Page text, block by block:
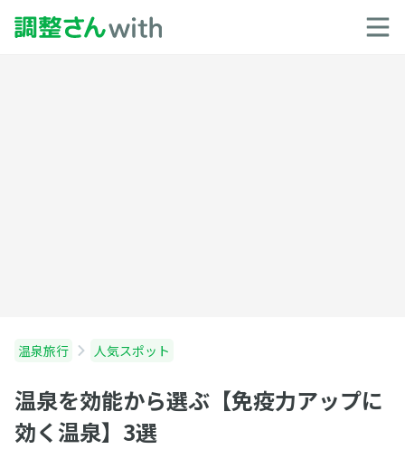
温泉旅行 人気スポット
温泉を効能から選ぶ【免疫力アップに
効く温泉】3選